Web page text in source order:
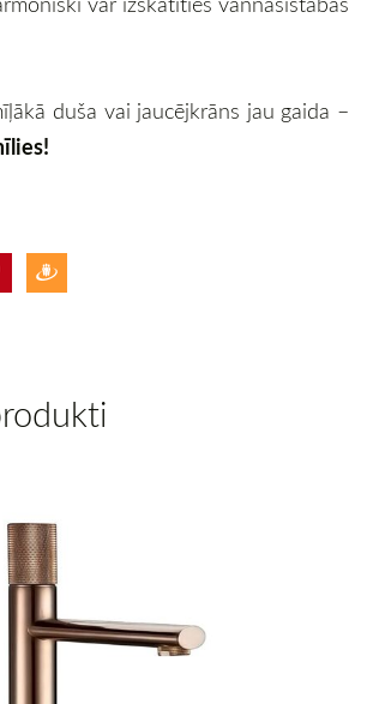
duša vai jaucējkrāns jau gaida –